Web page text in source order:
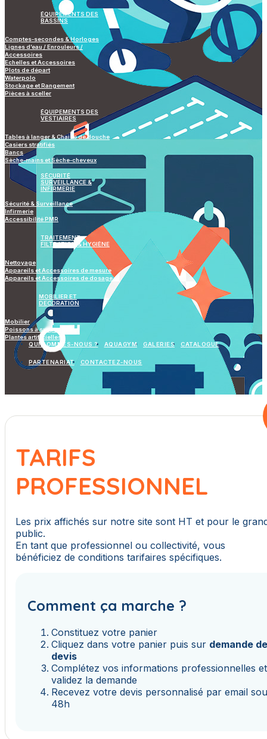
ÉQUIPEMENTS DES
BASSINS
Comptes-secondes & Horloges
Lignes d’eau / Enrouleurs /
Accessoires
Echelles et Accessoires
Plots de départ
Waterpolo
Stockage et Rangement
Pièces à sceller
ÉQUIPEMENTS DES
VESTIAIRES
Tables à langer & Chaise de douche
Casiers stratifiés
Bancs
Sèche-mains et Sèche-cheveux
SÉCURITÉ
SURVEILLANCE &
INFIRMERIE
Sécurité & Surveillance
Infirmerie
Accessibilité PMR
TRAITEMENT
FILTRATION & HYGIÈNE
Nettoyage
Appareils et Accessoires de mesure
Appareils et Accessoires de dosage
MOBILIER ET
DECORATION
Mobilier
Poissons à suspendre
Plantes artificielles
QUI SOMMES-NOUS ?
AQUAGYM GALERIES CATALOGUE
PARTENARIAT CONTACTEZ-NOUS
TARIFS
PROFESSIONNEL
Les prix affichés sur notre site sont HT et pour le
public.
En tant que professionnel ou collectivité, vous
bénéficiez de conditions tarifaires spécifiques.
Comment ça marche ?
Constituez votre panier
Cliquez dans votre panier puis sur demande
devis
Complétez vos informations professionnelles et
validez la demande
Recevez votre devis personnalisé par email
48h